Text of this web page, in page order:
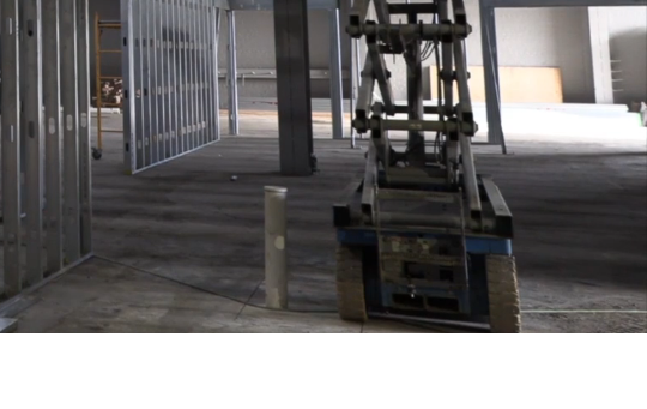
phụ tùng truyền động cơ học tới Các thiết bị và
pháp liên quan đến Tự động hóa và Công nghiệp
4.0